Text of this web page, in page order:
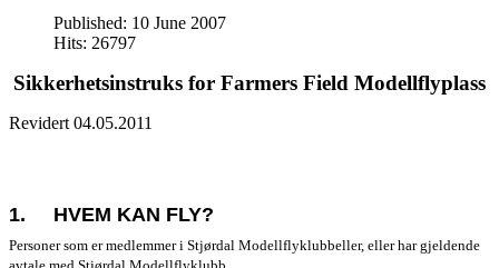
Published: 10 June 2007
Hits: 26797
Sikkerhetsinstruks for Farmers Field Modellflyplass
Revidert 04.05.2011
1. HVEM KAN FLY?
Personer som er medlemmer i Stjørdal Modellflyklubbeller, eller har gjeldende